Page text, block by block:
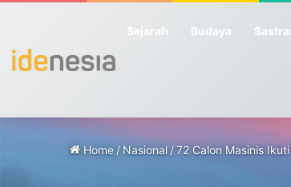
Sejarah Budaya
Home /Nasional /72 Calon Masinis